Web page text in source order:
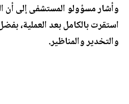
وأشار مسؤولو المستشفى إلى أن
استقرت بالكامل بعد العملية،
والتخدير والمناظير.